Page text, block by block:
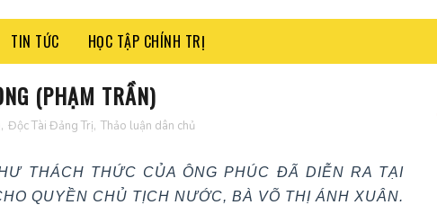
TIN TỨC HỌC TẬP CHÍNH TRỊ
(PHẠM TRẦN)
, Độc Tài Đảng Trị, Thảo luận dân chủ
THÁCH THỨC CỦA ÔNG PHÚC ĐÃ DIỄN RA TẠI
QUYỀN CHỦ TỊCH NƯỚC, BÀ VÕ THỊ ÁNH XUÂN.